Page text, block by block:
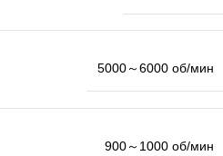
5000～6000 об/мин
900～1000 об/мин